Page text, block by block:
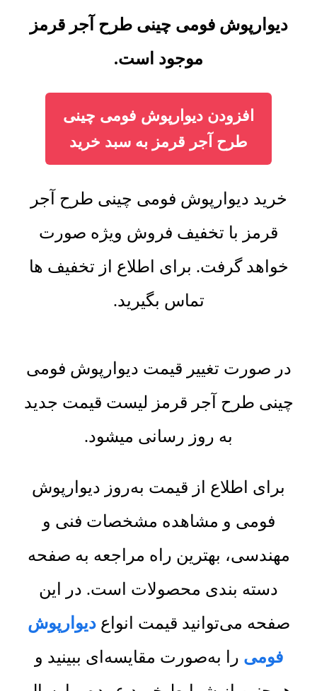
دیوارپوش فومی چینی طرح آجر قرمز
موجود است.
افزودن دیوارپوش فومی چینی
طرح آجر قرمز به سبد خرید
خرید دیوارپوش فومی چینی طرح آجر
قرمز با تخفیف فروش ویژه صورت
خواهد گرفت. برای اطلاع از تخفیف ها
تماس بگیرید.
در صورت تغییر قیمت دیوارپوش فومی
چینی طرح آجر قرمز لیست قیمت جدید
به روز رسانی میشود.
برای اطلاع از قیمت به‌روز دیوارپوش
فومی و مشاهده مشخصات فنی و
مهندسی، بهترین راه مراجعه به صفحه
دسته بندی محصولات است. در این
صفحه می‌توانید قیمت انواعدیوارپوش
فومی را به‌صورت مقایسه‌ای ببینید و